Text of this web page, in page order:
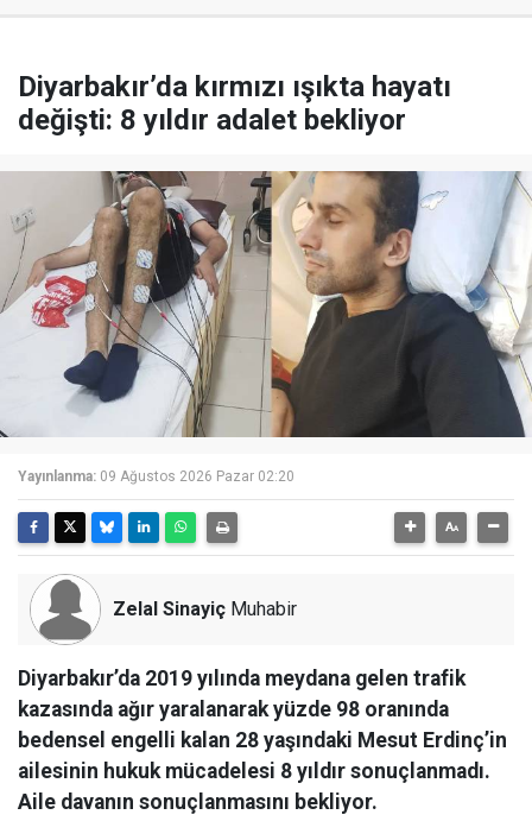
Diyarbakır’da kırmızı ışıkta hayatı
değişti: 8 yıldır adalet bekliyor
Yayınlanma: 09 Ağustos 2026 Pazar 02:20
Zelal Sinayiç Muhabir
Diyarbakır’da 2019 yılında meydana gelen trafik
kazasında ağır yaralanarak yüzde 98 oranında
bedensel engelli kalan 28 yaşındaki Mesut Erdinç’in
ailesinin hukuk mücadelesi 8 yıldır sonuçlanmadı.
Aile davanın sonuçlanmasını bekliyor.